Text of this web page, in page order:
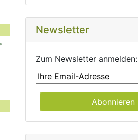
Newsletter
Zum Newsletter anmelden: